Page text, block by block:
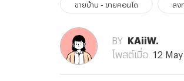
ขายบ้าน - ขายคอนโด ลง
BY
KAiiW.
โพสต์เมื่อ
12